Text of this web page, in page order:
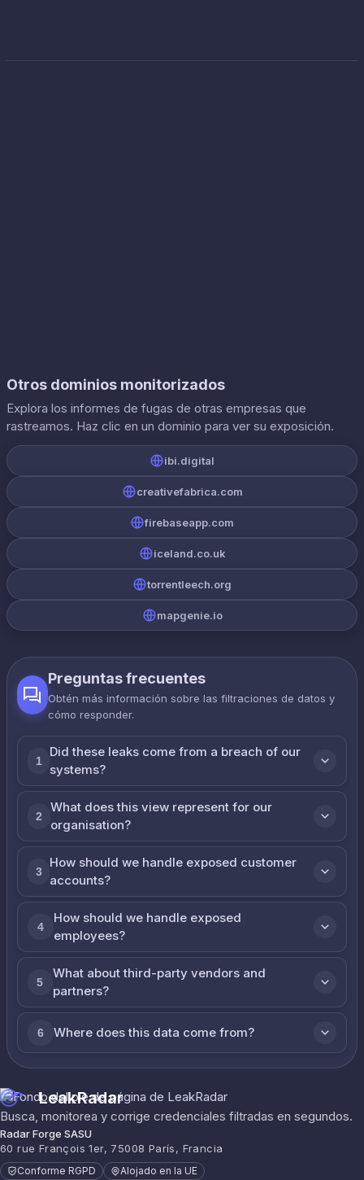
Otros dominios monitorizados
Explora los informes de fugas de otras empresas que
rastreamos. Haz clic en un dominio para ver su exposición.
ibi.digital
creativefabrica.com
firebaseapp.com
iceland.co.uk
torrentleech.org
mapgenie.io
Preguntas frecuentes
Obtén más información sobre las filtraciones de datos y
cómo responder.
1
Did these leaks come from a breach of our
systems?
2
What does this view represent for our
organisation?
3
How should we handle exposed customer
accounts?
4
How should we handle exposed
employees?
5
What about third-party vendors and
partners?
6 Where does this data come from?
LeakRadar
Busca, monitorea y corrige credenciales filtradas en segundos.
Radar Forge SASU
60 rue François 1er, 75008 París, Francia
Conforme RGPD Alojado en la UE